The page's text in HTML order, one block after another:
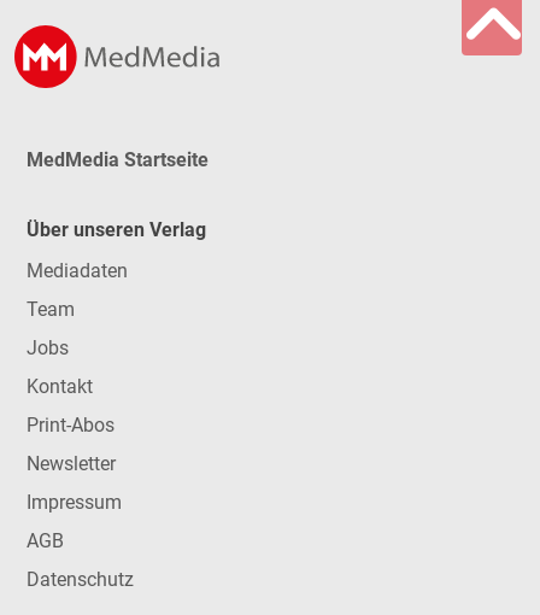
MedMedia Startseite
Über unseren Verlag
Mediadaten
Team
Jobs
Kontakt
Print-Abos
Newsletter
Impressum
AGB
Datenschutz